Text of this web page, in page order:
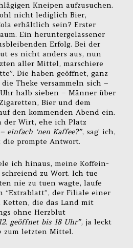
Kneipen aufzusuchen.
nicht lediglich Bier,
erhältlich sein? Erster
Ein heruntergelassener
Erfolg. Bei der
es nicht anders aus, nun
aller Mittel, marschiere
Die haben geöffnet, ganz
Theke versammeln sich –
halb sieben – Männer über
Bier und dem
den kommenden Abend ein.
der Wirt, ehe ich Platz
einfach ‘nen Kaffee?”, sag’ ich,
die prompte Antwort.
ich hinaus, meine Koffein-
zu Wort. Ich tue
nie zu tuen wagte, laufe
“Extrablatt”, der Filiale einer
die das Land mit
ohne Herzblut
geöffnet bis 18 Uhr”, ja leckt
zum letzten Mittel.